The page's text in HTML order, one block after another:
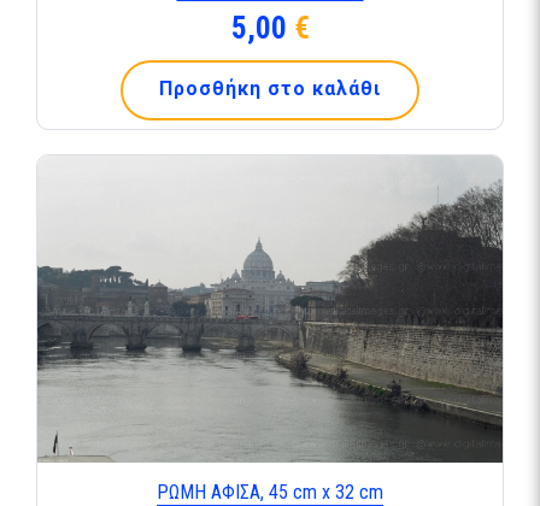
5,00 €
Προσθήκη στο καλάθι
ΡΩΜΗ ΑΦΙΣΑ, 45 cm x 32 cm